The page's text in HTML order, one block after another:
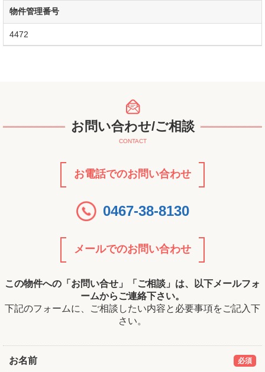
物件管理番号
4472
お問い合わせ/ご相談
CONTACT
お電話でのお問い合わせ
0467-38-8130
メールでのお問い合わせ
この物件への「お問い合せ」「ご相談」は、以下メールフォ
ームからご連絡下さい。
下記のフォームに、ご相談したい内容と必要事項をご記入下
さい。
お名前 必須